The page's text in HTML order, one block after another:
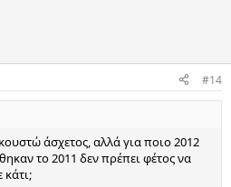
#14
άσχετος, αλλά για ποιο 2012
το 2011 δεν πρέπει φέτος να